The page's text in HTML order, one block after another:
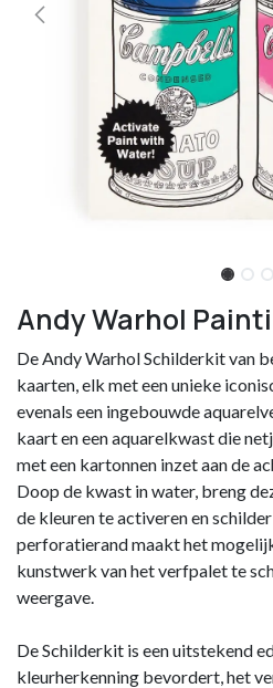
Andy Warhol
De Andy Warhol Schilderkit van
kaarten, elk met een unieke
evenals een ingebouwde
kaart en een aquarelkwast die
met een kartonnen inzet aan de
Doop de kwast in water, breng
de kleuren te activeren en
perforatierand maakt het
kunstwerk van het verfpalet te
weergave.
De Schilderkit is een uitstekend
kleurherkenning bevordert, het